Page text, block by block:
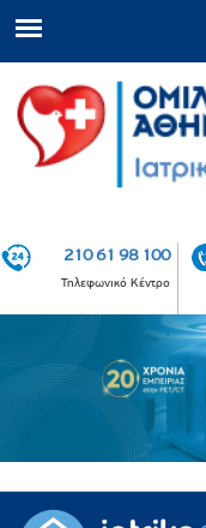
210 61 98 100
Τηλεφωνικό Κέντρο